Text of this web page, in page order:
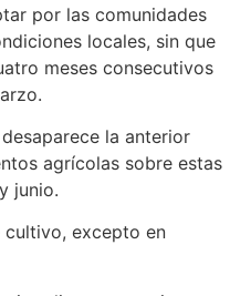
por las comunidades
locales, sin que
meses consecutivos
desaparece la anterior
agrícolas sobre estas
junio.
cultivo, excepto en